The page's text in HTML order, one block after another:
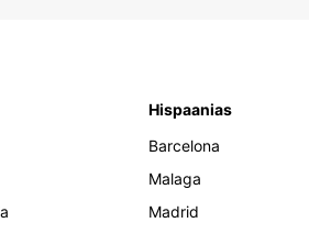
Hispaanias
Barcelona
Malaga
Madrid